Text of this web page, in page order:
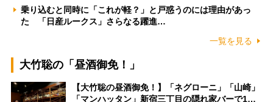
乗り込むと同時に「これが軽？」と戸惑うのには理由があっ
た 「日産ルークス」さらなる躍進…
一覧を見る
大竹聡の「昼酒御免！」
【大竹聡の昼酒御免！】「ネグローニ」「山崎」
「マンハッタン」新宿三丁目の隠れ家バーで1…